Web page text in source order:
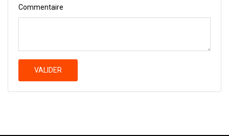
Commentaire
VALIDER